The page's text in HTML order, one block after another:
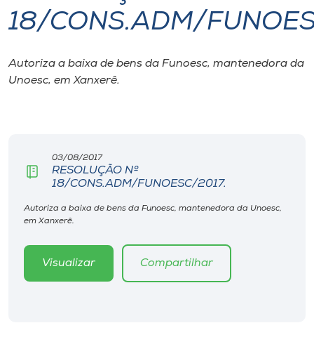
I.nova
Diplomados
Rádio
18/CONS.ADM/
Autoriza a baixa de bens da Funoesc, mantenedora da
Unoesc, em Xanxerê.
03/08/2017
RESOLUÇÃO Nº
18/CONS.ADM/FUNOESC/2017.
Autoriza a baixa de bens da Funoesc, mantenedora da Unoesc,
em Xanxerê.
Visualizar Compartilhar